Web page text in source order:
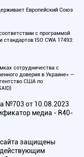
Европейский Союз
с программой
ISO CWA 17493:
сотрудничества с
доверия в Украине» —
США по
№703 от 10.08.2023
медиа - R40-
сайта защищены
действующим